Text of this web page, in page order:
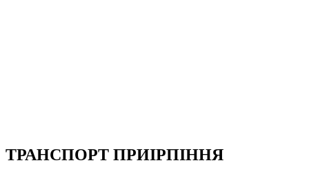
ТРАНСПОРТ ПРИІРПІННЯ